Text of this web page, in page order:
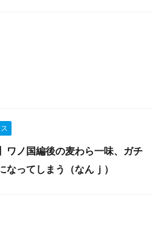
ワノ国編後の麦わら一味、ガチ
なってしまう（なんｊ）